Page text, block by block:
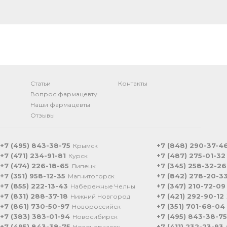
Статьи
Вопрос фармацевту
Наши фармацевты
Отзывы
Контакты
+7 (495) 843-38-75 Крымск
+7 (471) 234-91-81 Курск
+7 (474) 226-18-65 Липецк
+7 (351) 958-12-35 Магнитогорск
+7 (855) 222-13-43 Набережные Челны
+7 (831) 288-37-18 Нижний Новгород
+7 (861) 730-50-97 Новороссийск
+7 (383) 383-01-94 Новосибирск
+7 (848) 290-37-
+7 (487) 275-01-32
+7 (345) 258-32-26
+7 (842) 278-20-
+7 (347) 210-72-09
+7 (421) 292-90-12
+7 (351) 701-68-04
+7 (495) 843-38-75